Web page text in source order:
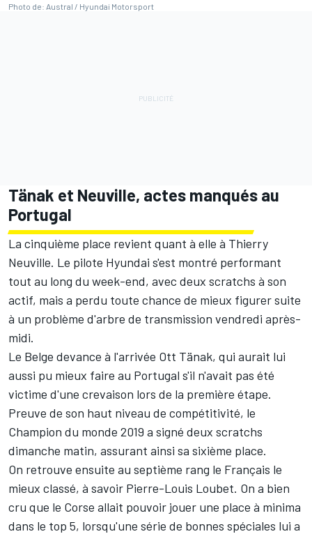
Photo de: Austral / Hyundai Motorsport
Tänak et Neuville, actes manqués au
Portugal
La cinquième place revient quant à elle à Thierry
Neuville. Le pilote Hyundai s'est montré performant
tout au long du week-end, avec deux scratchs à son
actif, mais a perdu toute chance de mieux figurer suite
à un problème d'arbre de transmission vendredi après-
midi.
Le Belge devance à l'arrivée Ott Tänak, qui aurait lui
aussi pu mieux faire au Portugal s'il n'avait pas été
victime d'une crevaison lors de la première étape.
Preuve de son haut niveau de compétitivité, le
Champion du monde 2019 a signé deux scratchs
dimanche matin, assurant ainsi sa sixième place.
On retrouve ensuite au septième rang le Français le
mieux classé, à savoir Pierre-Louis Loubet. On a bien
cru que le Corse allait pouvoir jouer une place à minima
dans le top 5, lorsqu'une série de bonnes spéciales lui a